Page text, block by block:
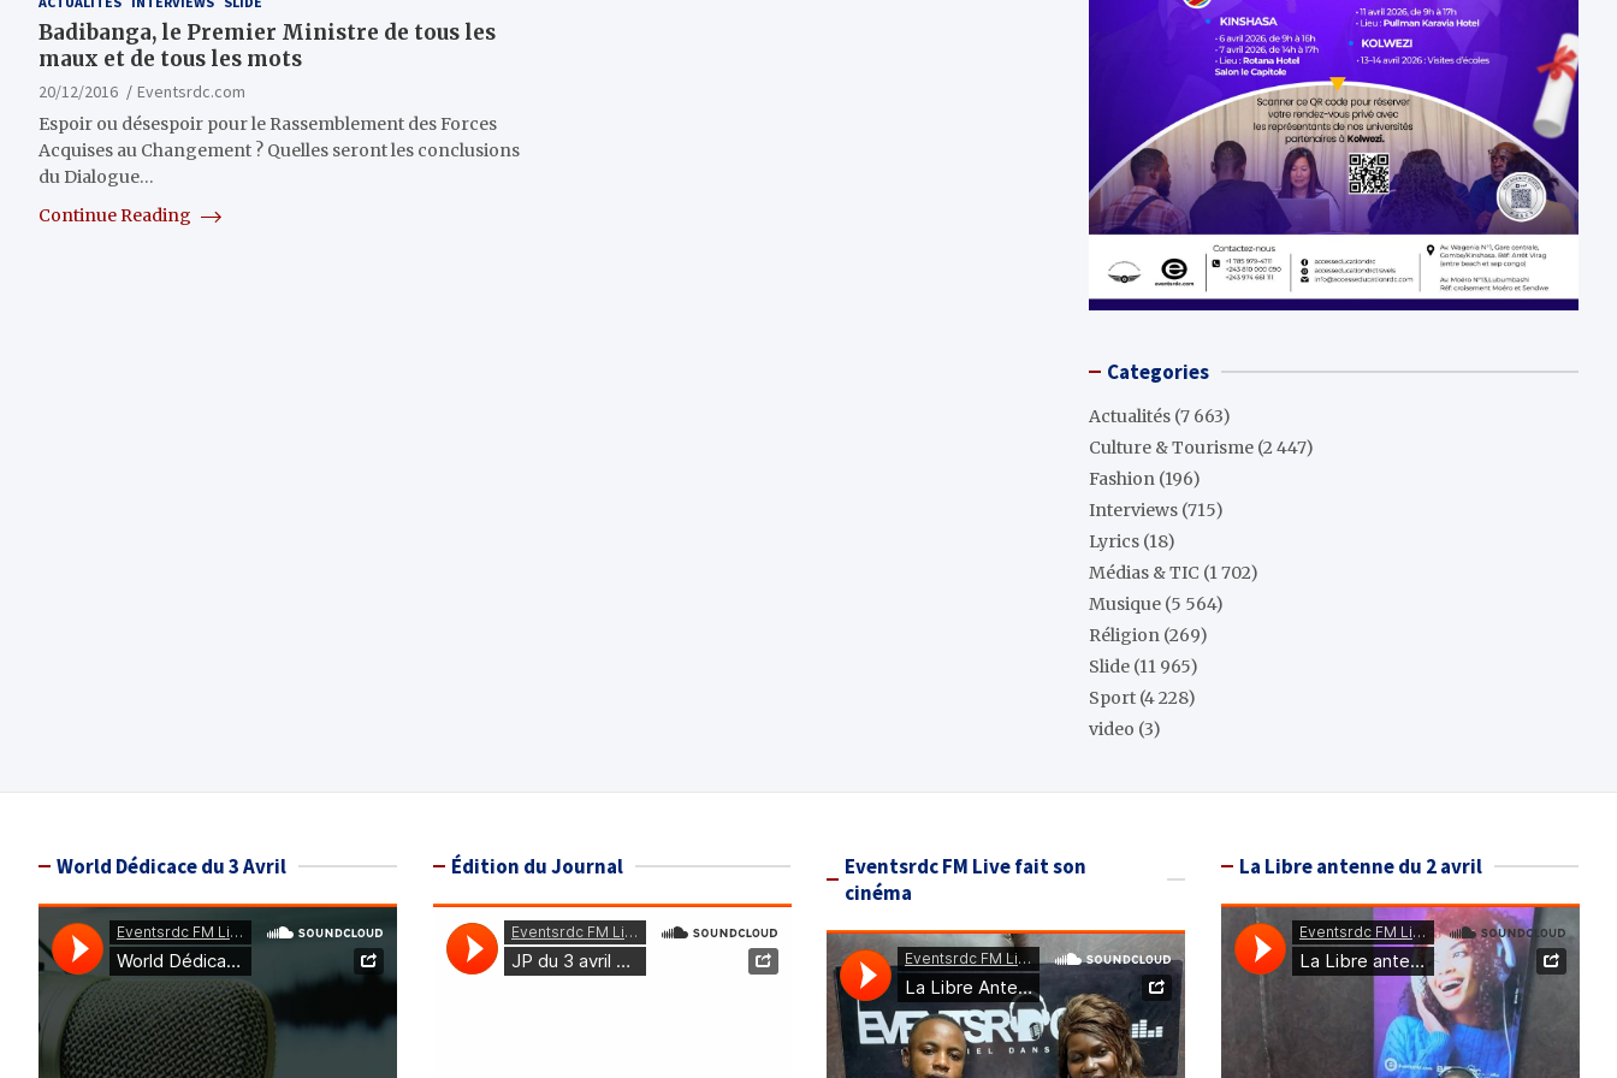
Badibanga, le Premier Ministre de tous les
maux et de tous les mots
20/12/2016
Eventsrdc.com
Espoir ou désespoir pour le Rassemblement des Forces
Acquises au Changement ? Quelles seront les conclusions
du Dialogue…
Continue Reading
Categories
Actualités (7 663)
Culture & Tourisme (2 447)
Fashion (196)
Interviews (715)
Lyrics (18)
Médias & TIC (1 702)
Musique (5 564)
Réligion (269)
Slide (11 965)
Sport (4 228)
video (3)
World Dédicace du 3 Avril Édition du Journal
Eventsrdc FM Live fait son
cinéma
La Libre antenne du 2 avril